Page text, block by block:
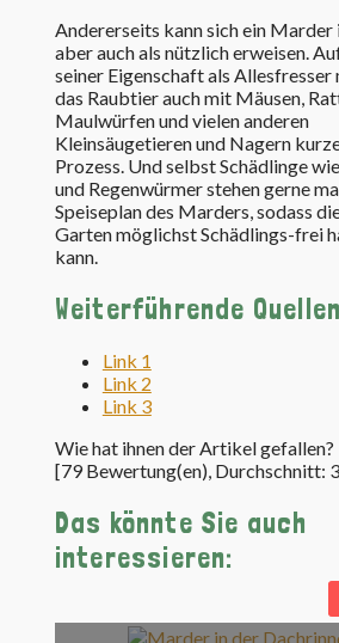
Andererseits kann sich ein Marder
aber auch als nützlich erweisen.
seiner Eigenschaft als Allesfresser
das Raubtier auch mit Mäusen,
Maulwürfen und vielen anderen
Kleinsäugetieren und Nagern
Prozess. Und selbst Schädlinge
und Regenwürmer stehen gerne
Speiseplan des Marders, sodass
Garten möglichst Schädlings-frei
kann.
Weiterführende Quellen
Link 1
Link 2
Link 3
Wie hat ihnen der Artikel gefallen?
[79Bewertung(en), Durchschnitt:
Das könnte Sie auch
interessieren:
Marder benutzt